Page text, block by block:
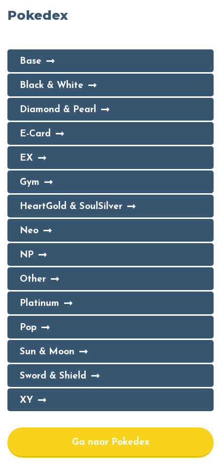
Pokedex
Base
Black & White
Diamond & Pearl
E-Card
EX
Gym
HeartGold & SoulSilver
Neo
NP
Other
Platinum
Pop
Sun & Moon
Sword & Shield
XY
Ga naar Pokedex